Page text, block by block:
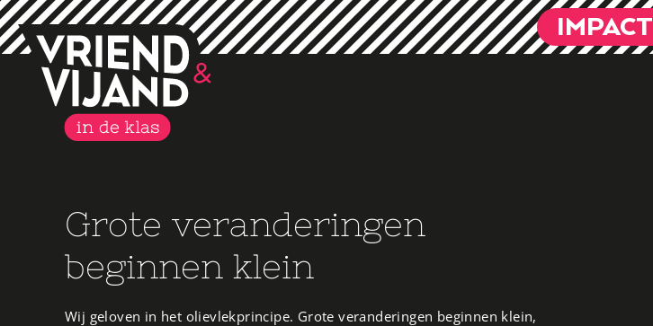
IMPACT
Grote veranderingen
beginnen klein
Wij geloven in het olievlekprincipe. Grote veranderingen beginnen klein,